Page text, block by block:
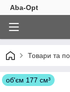
Aba-Opt
Товари та
об'єм 177 см³